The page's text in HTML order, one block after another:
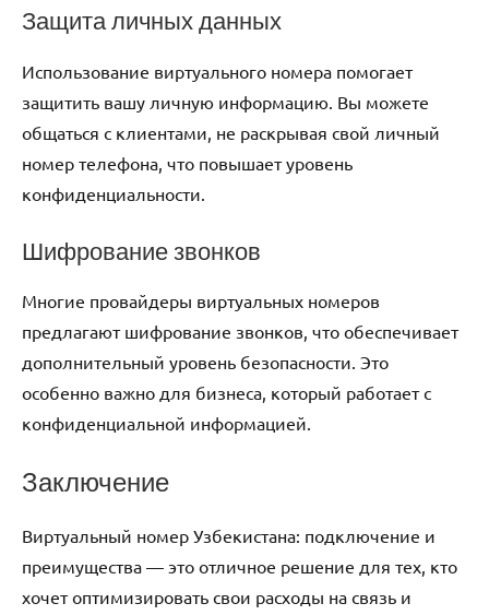
Защита личных данных
Использование виртуального номера помогает
защитить вашу личную информацию. Вы можете
общаться с клиентами, не раскрывая свой личный
номер телефона, что повышает уровень
конфиденциальности.
Шифрование звонков
Многие провайдеры виртуальных номеров
предлагают шифрование звонков, что обеспечивает
дополнительный уровень безопасности. Это
особенно важно для бизнеса, который работает с
конфиденциальной информацией.
Заключение
Виртуальный номер Узбекистана: подключение и
преимущества — это отличное решение для тех, кто
хочет оптимизировать свои расходы на связь и